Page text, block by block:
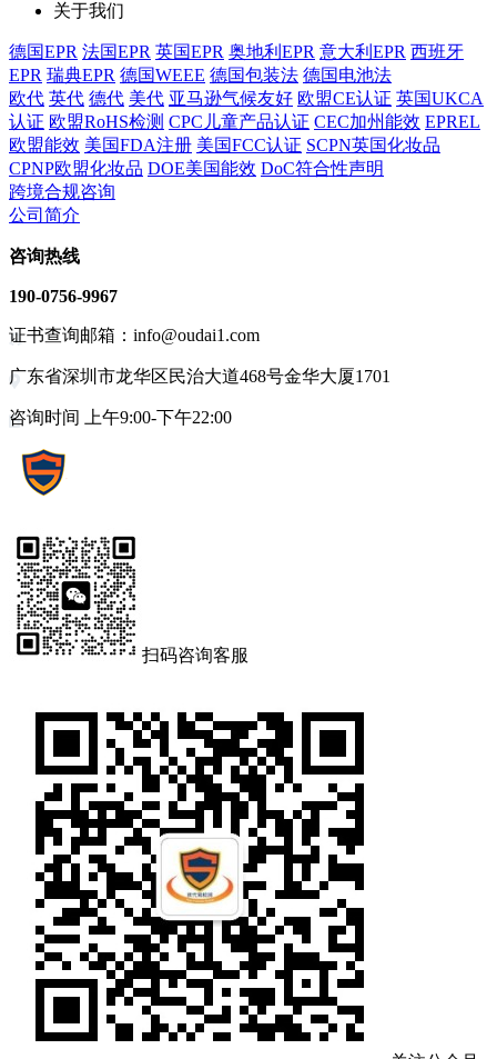
关于我们
德国EPR 法国EPR 英国EPR 奥地利EPR 意大利EPR 西班牙
EPR 瑞典EPR 德国WEEE 德国包装法 德国电池法
欧代 英代 德代 美代 亚马逊气候友好 欧盟CE认证 英国UKCA
认证 欧盟RoHS检测 CPC儿童产品认证 CEC加州能效 EPREL
欧盟能效 美国FDA注册 美国FCC认证 SCPN英国化妆品
CPNP欧盟化妆品 DOE美国能效 DoC符合性声明
跨境合规咨询
公司简介
咨询热线
190-0756-9967
证书查询邮箱：info@oudai1.com
广东省深圳市龙华区民治大道468号金华大厦1701
咨询时间 上午9:00-下午22:00
扫码咨询客服